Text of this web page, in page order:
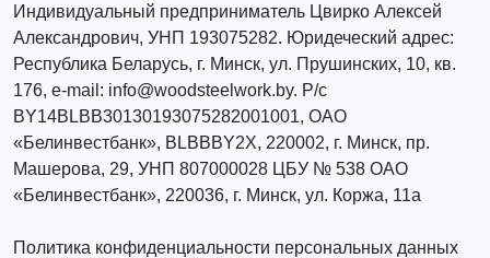
Индивидуальный предприниматель Цвирко Алексей
Александрович, УНП 193075282. Юридеческий адрес:
Республика Беларусь, г. Минск, ул. Прушинских, 10, кв.
176, e-mail: info@woodsteelwork.by. Р/с
BY14BLBB30130193075282001001, ОАО
«Белинвестбанк», BLBBBY2X, 220002, г. Минск, пр.
Машерова, 29, УНП 807000028 ЦБУ № 538 ОАО
«Белинвестбанк», 220036, г. Минск, ул. Коржа, 11а
Политика конфиденциальности персональных данных